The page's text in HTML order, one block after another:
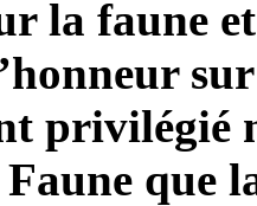
la faune
privilégié
que